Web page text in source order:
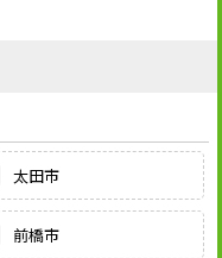
太田市
前橋市